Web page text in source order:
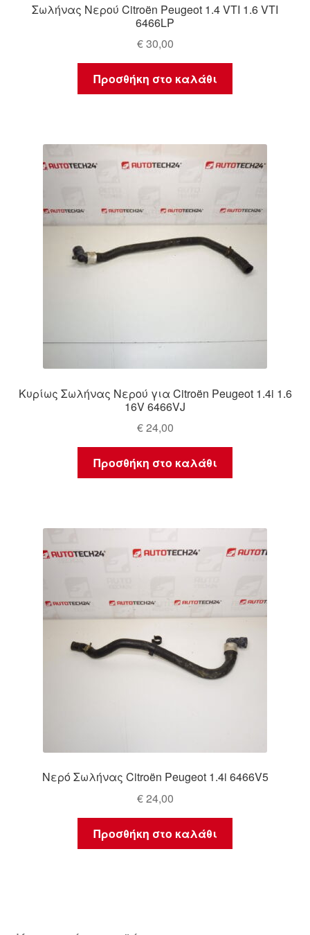
Σωλήνας Νερού Citroën Peugeot 1.4 VTI 1.6 VTI
6466LP
€30,00
Προσθήκη στο καλάθι
Κυρίως Σωλήνας Νερού για Citroën Peugeot 1.4i 1.6
16V 6466VJ
€24,00
Προσθήκη στο καλάθι
Νερό Σωλήνας Citroën Peugeot 1.4i 6466V5
€24,00
Προσθήκη στο καλάθι